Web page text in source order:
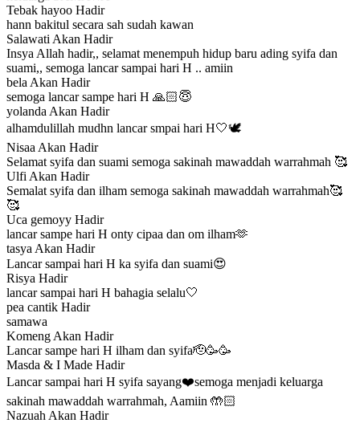
Tebak hayoo Hadir
hann bakitul secara sah sudah kawan
Salawati Akan Hadir
Insya Allah hadir,, selamat menempuh hidup baru ading syifa dan
suami,, semoga lancar sampai hari H .. amiin
bela Akan Hadir
semoga lancar sampe hari H 🙏🏻😇
yolanda Akan Hadir
alhamdulillah mudhn lancar smpai hari H🤍🕊️
Nisaa Akan Hadir
Selamat syifa dan suami semoga sakinah mawaddah warrahmah 🥰
Ulfi Akan Hadir
Semalat syifa dan ilham semoga sakinah mawaddah warrahmah🥰
🥰
Uca gemoyy Hadir
lancar sampe hari H onty cipaa dan om ilham🫶
tasya Akan Hadir
Lancar sampai hari H ka syifa dan suami😍
Risya Hadir
lancar sampai hari H bahagia selalu🤍
pea cantik Hadir
samawa
Komeng Akan Hadir
Lancar sampe hari H ilham dan syifa🫡🥳🥳
Masda & I Made Hadir
Lancar sampai hari H syifa sayang❤️semoga menjadi keluarga
sakinah mawaddah warrahmah, Aamiin 🤲🏻
Nazuah Akan Hadir